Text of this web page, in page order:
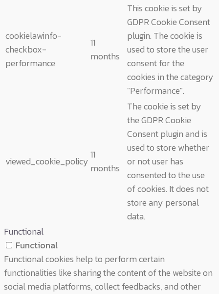
cookielawinfo-
checkbox-
performance
11
months
This cookie is set by
GDPR Cookie Consent
plugin. The cookie is
used to store the user
consent for the
cookies in the category
"Performance".
viewed_cookie_policy
11
months
The cookie is set by
the GDPR Cookie
Consent plugin and is
used to store whether
or not user has
consented to the use
of cookies. It does not
store any personal
data.
Functional
Functional
Functional cookies help to perform certain
functionalities like sharing the content of the website on
social media platforms, collect feedbacks, and other